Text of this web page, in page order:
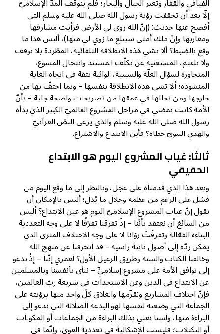
الفيافي والقفار وتعبر الجبال والبحار؛ فلم يتوقف المدّ الإسلاميّ
إلّا بعد أن تحققت رؤية رسول الله صلى الله عليه وسلم التي
أفصح عنها حديث: (إنّ الله زوى لي الأرض فرأيت مشارقها
ومغاربها وإنّ ملك أمتى سيبلغ ما زوي لي منها)، أليس هذا ما
وقع بالضبط؟ ألا تشي هذه الانطلاقة التلقائية، المطّردة بلا توقف
ولا تلعثم، المستغنية عن تكلّف المستند وانتحال المسوغ،
المتجاوزة لسؤال العلّة والسببية، الواثبة بثقة في اتجاه الغاية
المنشودة؛ ألا تشي هذه الانطلاقة بنفسها – وبما احتفّ بها من
خارجها ومن تخللها في عمقها من تصريحات واضحة جلية – بأنّ
الأمة كانت تمضي في مراحل المشروع العالميّ الكبير الذي بدأه
رسول الله صلى الله عليه وسلم والذي يرعى النصّ القرآنيّ
والهدي النبويّ خطاه؟ فأين الابتداع والاشتراع.
ثالثًا: غياب المشروع اليوم هو الابتداع
الحقيقي
وبعد هذا الذي قدمناه على عجل، وبالنظر إلى ما وقع اليوم من
فشل على الرغم من عظمة وجلال ما بُذل؛ أليس بالإمكان أن
نقول إنّ غياب المشروع الإسلاميّ اليوم هو عين الابتداع؟ أليس
من السائغ أن نعتقد بأنّنا – إذْ تفرقنا تفرّقًا لا على وجه التعددية
البناءة الفعّالة وتفرقَتْ رؤانا لا على وجه الاختلاف المثرى الذي
يمكن ردّه إلى أصول ثابتة راسية – قد انحرفنا عن منهج الله
وخالفنا الكتاب والسنة وطريق الرعيل الأول؟ لعمري إنّنا – إذْ ندعو
إلى توافق الأمة على مشروع إسلاميٍّ – ننأى بأنفسنا وبالمسلمين
عن الابتداع في الدين وعن الاستحداث في شريعة ربّ العالمين،
فإنّ اختلاف المشاريع وتقزّمها وانغلاق كلّ واحد منها برؤيته على
الجماعة التي وضعته لنفسها لهو البدعة الضلالة التي ندعو إلى
البراءة منها، ولسنا نعني بذلك البراءة من الجماعات أو المكونات
أو التكتلات؛ فليست الإشكالية في تعددية القوى، وإنّما في